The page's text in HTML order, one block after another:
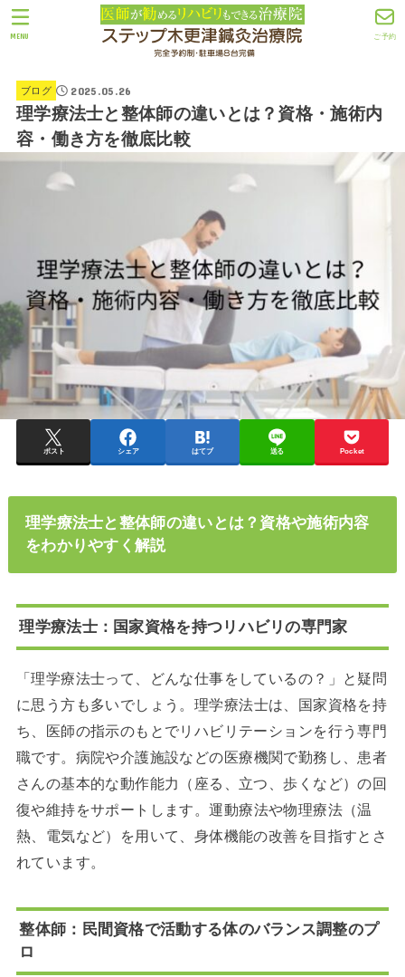
ご予約
MENU
ブログ 2025.05.26
理学療法士と整体師の違いとは？資格・施術内
容・働き方を徹底比較
ポスト シェア はてブ 送る Pocket
理学療法士と整体師の違いとは？資格や施術内容
をわかりやすく解説
理学療法士：国家資格を持つリハビリの専門家
「理学療法士って、どんな仕事をしているの？」と疑問
に思う方も多いでしょう。 理学療法士は、国家資格を持
ち、医師の指示のもとでリハビリテーションを行う専門
職です。 病院や介護施設などの医療機関で勤務し、患者
さんの基本的な動作能力（座る、立つ、歩くなど）の回
復や維持をサポートします。運動療法や物理療法（温
熱、電気など）を用いて、身体機能の改善を目指すとさ
れています。
整体師：民間資格で活動する体のバランス調整のプ
ロ